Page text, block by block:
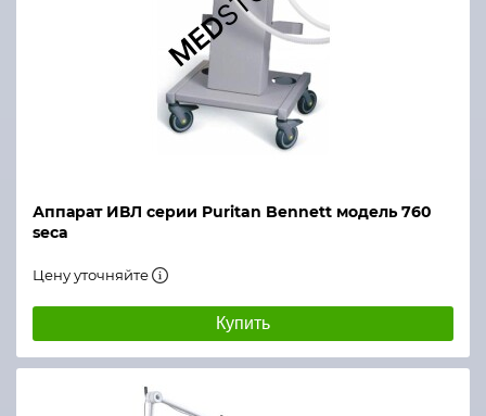
Аппарат ИВЛ серии Puritan Bennett модель 760
seca
Цену уточняйте
Купить